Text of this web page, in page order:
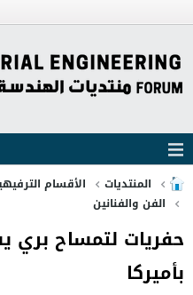
المنتديات الأقسام
الفن والفنانين
حفريات لتمساح بري
بأميركا